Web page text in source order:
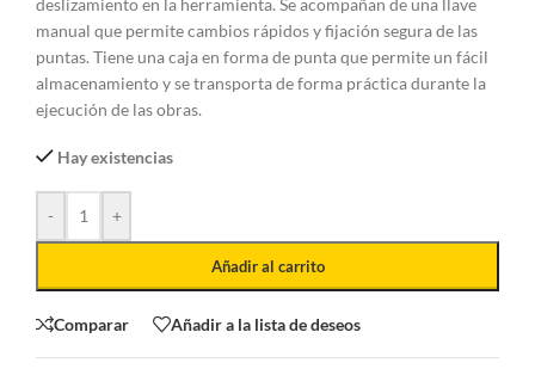
deslizamiento en la herramienta. Se acompañan de una llave
manual que permite cambios rápidos y fijación segura de las
puntas. Tiene una caja en forma de punta que permite un fácil
almacenamiento y se transporta de forma práctica durante la
ejecución de las obras.
Hay existencias
- +
Añadir al carrito
Comparar Añadir a la lista de deseos